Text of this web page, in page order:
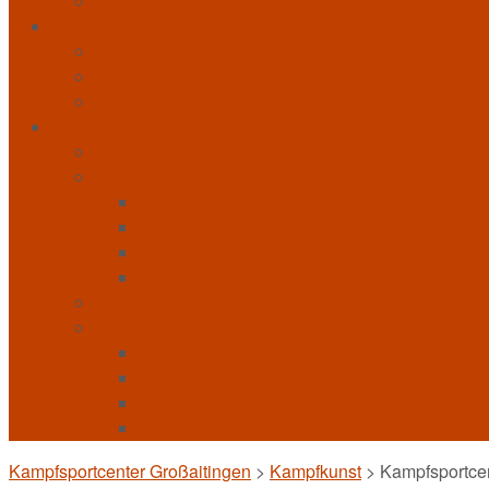
Kampfsportcenter Großaitingen > Kampfkunst >